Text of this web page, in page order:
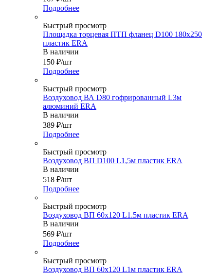
Подробнее
Быстрый просмотр
Площадка торцевая ПТП фланец D100 180х250
пластик ERA
В наличии
150 ₽/шт
Подробнее
Быстрый просмотр
Воздуховод ВА D80 гофрированный L3м
алюминий ERA
В наличии
389 ₽/шт
Подробнее
Быстрый просмотр
Воздуховод ВП D100 L1,5м пластик ERA
В наличии
518 ₽/шт
Подробнее
Быстрый просмотр
Воздуховод ВП 60х120 L1.5м пластик ERA
В наличии
569 ₽/шт
Подробнее
Быстрый просмотр
Воздуховод ВП 60х120 L1м пластик ERA